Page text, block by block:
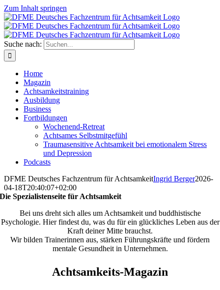
Zum Inhalt springen
Suche nach:
Home
Magazin
Achtsamkeitstraining
Ausbildung
Business
Fortbildungen
Wochenend-Retreat
Achtsames Selbstmitgefühl
Traumasensitive Achtsamkeit bei emotionalem Stress
und Depression
Podcasts
DFME Deutsches Fachzentrum für AchtsamkeitIngrid Berger2026-
04-18T20:40:07+02:00
Die Spezialistenseite für Achtsamkeit
Bei uns dreht sich alles um Achtsamkeit und buddhistische
Psychologie. Hier findest du, was du für ein glückliches Leben aus der
Kraft deiner Mitte brauchst.
Wir bilden Trainerinnen aus, stärken Führungskräfte und fördern
mentale Gesundheit in Unternehmen.
Achtsamkeits-Magazin